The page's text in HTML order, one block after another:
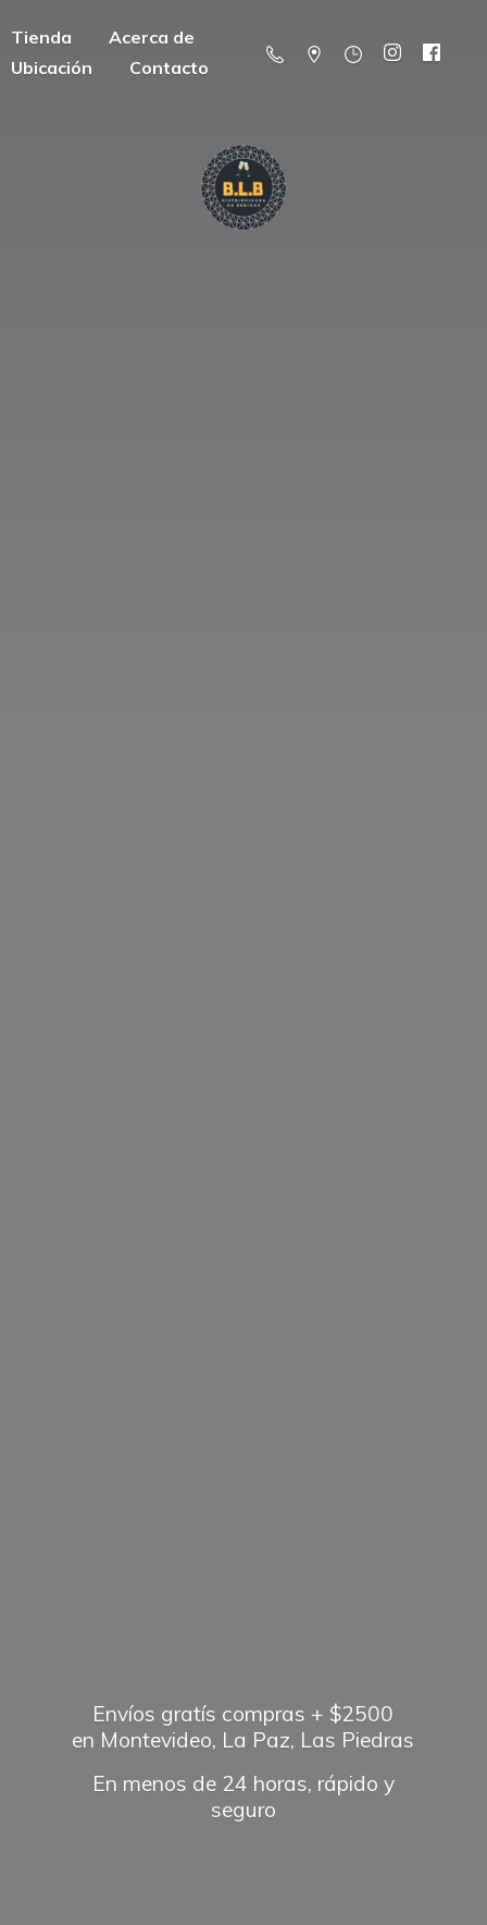
Tienda
Acerca de
Ubicación
Contacto
Envíos gratís compras + $2500
en Montevideo, La Paz, Las Piedras
En menos de 24 horas, rápido y
seguro